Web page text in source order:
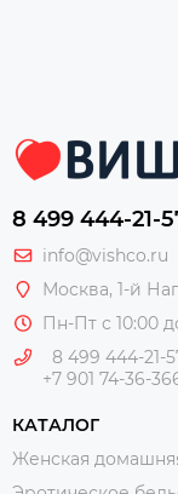
Смелее, не
8 499 444-21-
info@vishco.ru
Москва, 1-й
Пн-Пт с 10:00
8 499 444-21-
+7 901 74-36-
КАТАЛОГ
Женская